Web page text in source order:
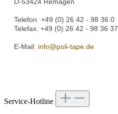
D-53424 Remagen
Telefon: +49 (0) 26 42 - 98 36 0
Telefax: +49 (0) 26 42 - 98 36 37
E-Mail: info@poli-tape.de
Service-Hotline